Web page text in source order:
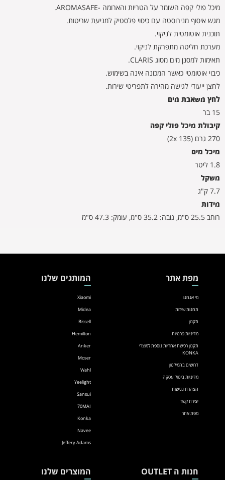
מיכל פולי קפה השומר על הטריות והארומה -AROMASAFE.
מגש איסוף מנירוסטה עם כיסוי פלסטיק למניעת שריטות.
תוכנית אוטומטית לניקוי.
מערכת חליטה מתפרקת לניקוי.
תאימות למסנן מים מסוג CLARIS.
כיבוי אוטומטי כאשר המכונה אינה בשימוש.
לחצן ייעודי לגישה מהירה לתפריטי שירות.
לחץ משאבת מים
15 בר
קיבולת מיכל פולי קפה
270 גרם (2x 135)
מיכל מים
1.8 ליטר
משקל
7.7 ק"ג
מידות
רוחב 25.5 ס"מ, גובה: 35.2 ס"מ, עומק: 47.3 ס"מ
מפת אתר
מי אנחנו
תחנות שירות
תקנון
מדיניות פרטיות
תקנון רכישת אחריות נוספת למוצרי
KONKA
דרושים בהמילטון
מדיניות ביטול עסקה
הצהרת נגישות
יצירת קשר
מפת אתר
המותגים שלנו
Xiaomi
Midea
Bissell
Hemilton
Anker
Moser
Wahl
Yeelight
Sansui
70MAI
Konka
Navee
Jeffery Adams
חנות ה OUTLET המוצרים שלנו